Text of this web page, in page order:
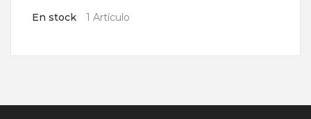
En stock 1 Artículo